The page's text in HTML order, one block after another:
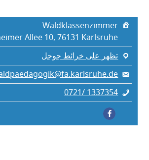
Waldklassenzimmer
Allee 10, 76131 Karlsruhe
تظهر على خرائط جوجل
0721/ 1337354